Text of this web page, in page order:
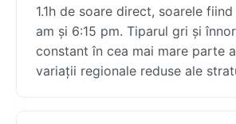
1.1h de soare direct, soarele
am și 6:15 pm. Tiparul gri și
constant în cea mai mare parte
variații regionale reduse ale